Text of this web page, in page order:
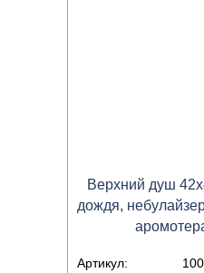
Верхний душ
дождя,
Артикул: